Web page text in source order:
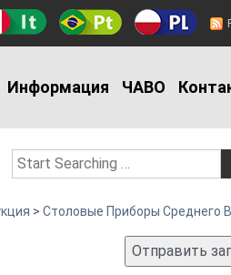
Информация ЧАВО
> Столовые Приборы Среднего